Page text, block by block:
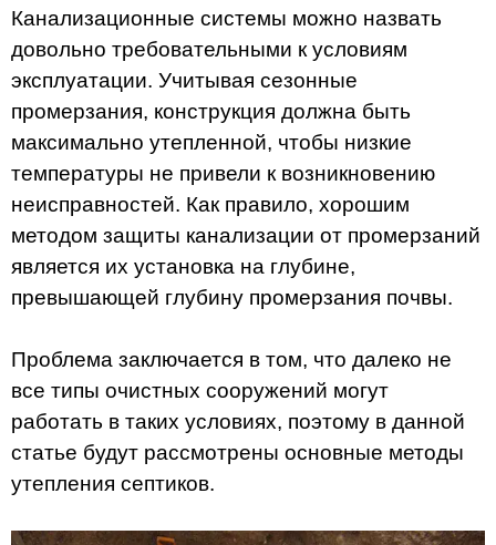
Канализационные системы можно назвать
довольно требовательными к условиям
эксплуатации. Учитывая сезонные
промерзания, конструкция должна быть
максимально утепленной, чтобы низкие
температуры не привели к возникновению
неисправностей. Как правило, хорошим
методом защиты канализации от промерзаний
является их установка на глубине,
превышающей глубину промерзания почвы.
Проблема заключается в том, что далеко не
все типы очистных сооружений могут
работать в таких условиях, поэтому в данной
статье будут рассмотрены основные методы
утепления септиков.